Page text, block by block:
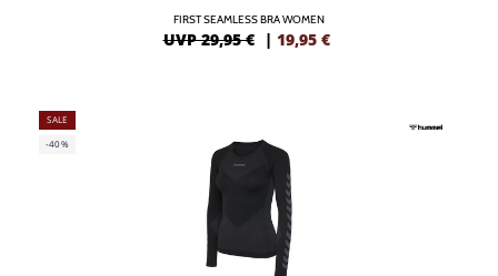
FIRST SEAMLESS BRA WOMEN
UVP 29,95 € | 19,95 €
SALE
-40%